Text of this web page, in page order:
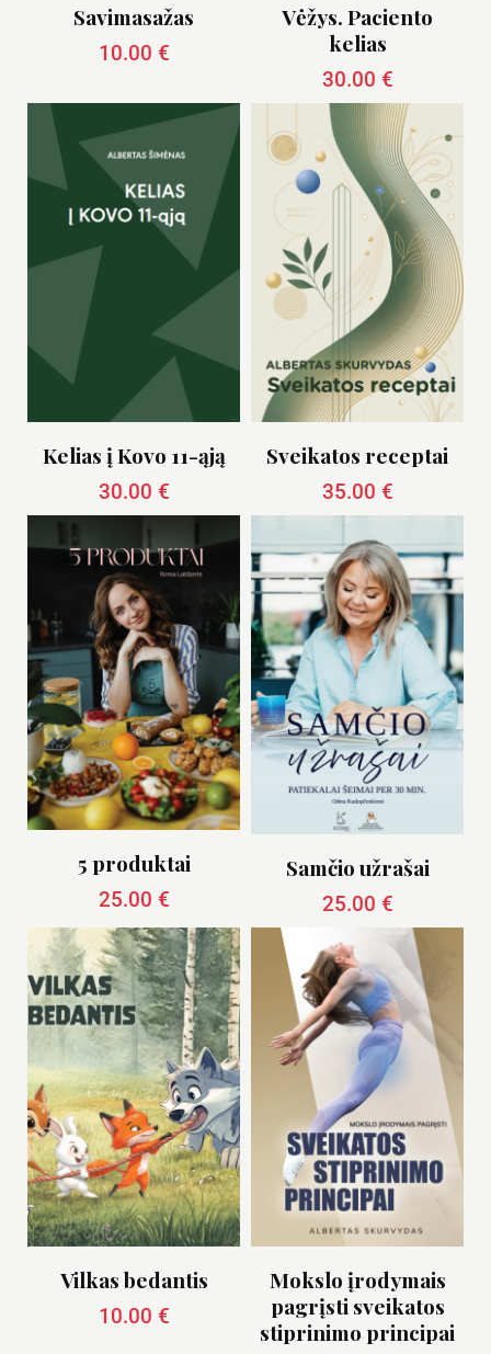
Savimasažas
10.00 €
Vėžys. Paciento
kelias
30.00 €
Kelias į Kovo 11-ąją
30.00 €
Sveikatos receptai
35.00 €
5 produktai
25.00 €
Samčio užrašai
25.00 €
Vilkas bedantis
10.00 €
Mokslo įrodymais
pagrįsti sveikatos
stiprinimo principai